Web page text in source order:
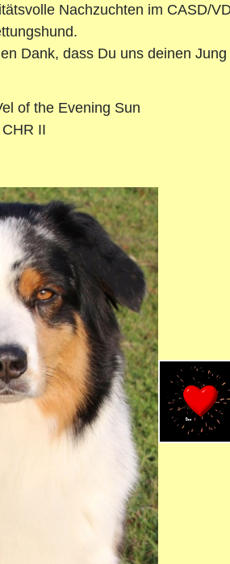
Nachzuchten im CASD/
Dank, dass Du uns deinen
of the Evening Sun
I, CHR II CHR,
Liv